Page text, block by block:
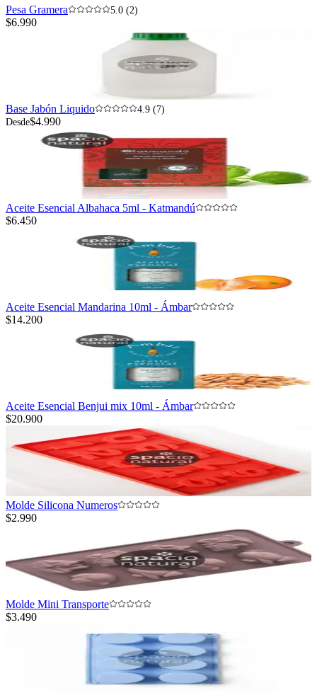
Pesa Gramera 5.0 (2)
$6.990
Base Jabón Liquido
4.9 (7)
Desde$4.990
Aceite Esencial Albahaca 5ml - Katmandú
$6.450
Aceite Esencial Mandarina 10ml - Ámbar
$14.200
Aceite Esencial Benjui mix 10ml - Ámbar
$20.900
Molde Silicona Numeros
$2.990
Molde Mini Transporte
$3.490